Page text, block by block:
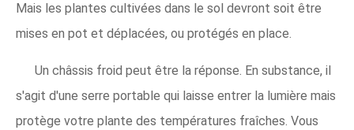
Mais les plantes cultivées dans le sol devront soit être
mises en pot et déplacées, ou protégés en place.
Un châssis froid peut être la réponse. En substance, il
s'agit d'une serre portable qui laisse entrer la lumière mais
protège votre plante des températures fraîches. Vous